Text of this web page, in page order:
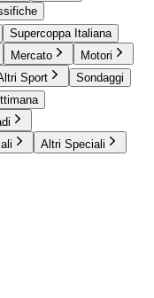
Supercoppa Italiana
Mercato
Motori
Sport
Sondaggi
Altri Speciali